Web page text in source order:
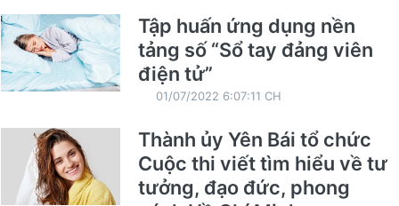
Tập huấn ứng dụng nền
tảng số “Sổ tay đảng viên
điện tử”
01/07/2022 6:07:11 CH
Thành ủy Yên Bái tổ chức
Cuộc thi viết tìm hiểu về tư
tưởng, đạo đức, phong